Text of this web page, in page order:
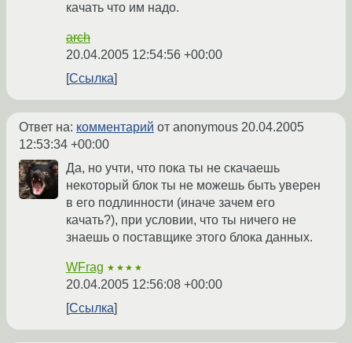
качать что им надо.
arch
20.04.2005 12:54:56 +00:00
Ссылка
Ответ на: комментарий от anonymous 20.04.2005
12:53:34 +00:00
Да, но учти, что пока ты не скачаешь
некоторый блок ты не можешь быть уверен
в его подлинности (иначе зачем его
качать?), при условии, что ты ничего не
знаешь о поставщике этого блока данных.
WFrag ★★★★
20.04.2005 12:56:08 +00:00
Ссылка